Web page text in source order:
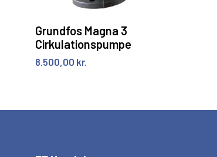
Grundfos Magna 3
Cirkulationspumpe
8.500,00 kr.